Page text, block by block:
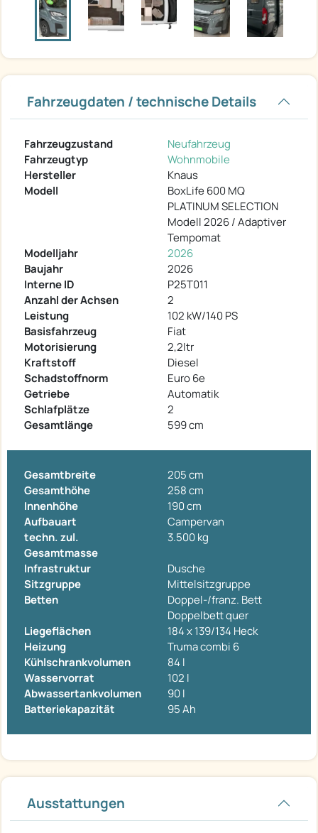
Fahrzeugdaten / technische Details
Fahrzeugzustand
Neufahrzeug
Fahrzeugtyp
Wohnmobile
Hersteller
Knaus
Modell
BoxLife 600 MQ
PLATINUM SELECTION
Modell 2026 / Adaptiver
Tempomat
Modelljahr
2026
Baujahr
2026
Interne ID
P25T011
Anzahl der Achsen
2
Leistung
102 kW/140 PS
Basisfahrzeug
Fiat
Motorisierung
2,2ltr
Kraftstoff
Diesel
Schadstoffnorm
Euro 6e
Getriebe
Automatik
Schlafplätze
2
Gesamtlänge
599 cm
Gesamtbreite
205 cm
Gesamthöhe
258 cm
Innenhöhe
190 cm
Aufbauart
Campervan
techn. zul.
Gesamtmasse
3.500 kg
Infrastruktur
Dusche
Sitzgruppe
Mittelsitzgruppe
Betten
Doppel-/franz. Bett
Doppelbett quer
Liegeflächen
184 x 139/134 Heck
Heizung
Truma combi 6
Kühlschrankvolumen
84 l
Wasservorrat
102 l
Abwassertankvolumen
90 l
Batteriekapazität
95 Ah
Ausstattungen